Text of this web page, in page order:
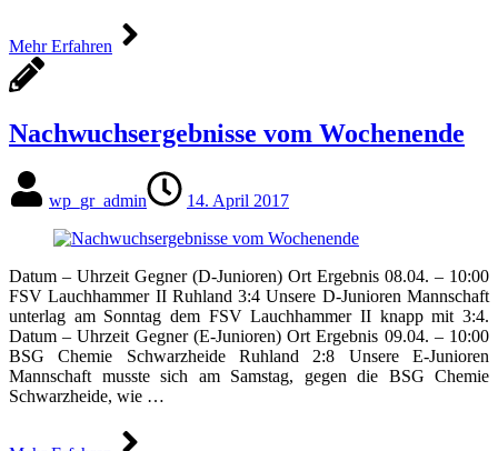
Mehr Erfahren
Nachwuchsergebnisse vom Wochenende
wp_gr_admin 14. April 2017
Datum – Uhrzeit Gegner (D-Junioren) Ort Ergebnis 08.04. – 10:00
FSV Lauchhammer II Ruhland 3:4 Unsere D-Junioren Mannschaft
unterlag am Sonntag dem FSV Lauchhammer II knapp mit 3:4.
Datum – Uhrzeit Gegner (E-Junioren) Ort Ergebnis 09.04. – 10:00
BSG Chemie Schwarzheide Ruhland 2:8 Unsere E-Junioren
Mannschaft musste sich am Samstag, gegen die BSG Chemie
Schwarzheide, wie …